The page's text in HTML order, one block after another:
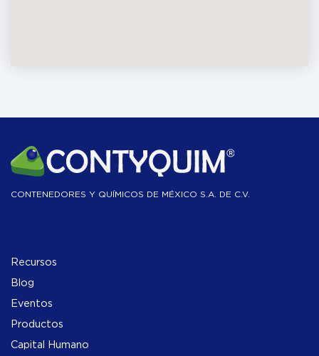
CONTENEDORES Y QUÍMICOS DE MÉXICO S.A. DE C.V.
Recursos
Blog
Eventos
Productos
Capital Humano